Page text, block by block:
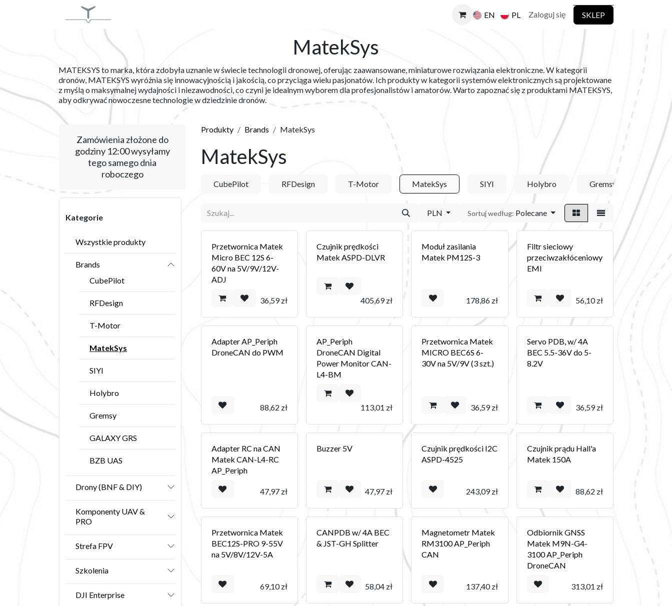
EN PL Zaloguj się SKLEP
MatekSys
MATEKSYS to marka, która zdobyła uznanie w świecie technologii dronowej, oferując zaawansowane, miniaturowe rozwiązania elektroniczne. W kategorii
dronów, MATEKSYS wyróżnia się innowacyjnością i jakością, co przyciąga wielu pasjonatów. Ich produkty w kategorii systemów elektronicznych są projektowane
z myślą o maksymalnej wydajności i niezawodności, co czyni je idealnym wyborem dla profesjonalistów i amatorów. Warto zapoznać się z produktami MATEKSYS,
aby odkrywać nowoczesne technologie w dziedzinie dronów.
Zamówienia złożone do
godziny 12:00 wysyłamy
tego samego dnia
roboczego
Kategorie
Wszystkie produkty
Brands
CubePilot
RFDesign
T-Motor
MatekSys
SIYI
Holybro
Gremsy
GALAXY GRS
BZB UAS
Drony (BNF & DIY)
Komponenty UAV &
PRO
Strefa FPV
Szkolenia
DJI Enterprise
Produkty Brands MatekSys
MatekSys
CubePilot RFDesign T-Motor MatekSys SIYI Holybro Gremsy
PLN Sortuj według: Polecane
Przetwornica Matek
Micro BEC 12S 6-
60V na 5V/9V/12V-
ADJ
36,59zł
Czujnik prędkości
Matek ASPD-DLVR
405,69zł
Moduł zasilania
Matek PM12S-3
178,86zł
Filtr sieciowy
przeciwzakłóceniowy
EMI
56,10zł
Adapter AP_Periph
DroneCAN do PWM
88,62 zł
AP_Periph
DroneCAN Digital
Power Monitor CAN-
L4-BM
113,01 zł
Przetwornica Matek
MICRO BEC6S 6-
30V na 5V/9V (3 szt.)
36,59zł
Servo PDB, w/ 4A
BEC 5.5-36V do 5-
8.2V
36,59zł
Adapter RC na CAN
Matek CAN-L4-RC
AP_Periph
47,97 zł
Buzzer 5V
47,97 zł
Czujnik prędkości I2C
ASPD-4525
243,09zł
Czujnik prądu Hall'a
Matek 150A
88,62 zł
Przetwornica Matek
BEC12S-PRO 9-55V
na 5V/8V/12V-5A
69,10zł
CANPDB w/ 4A BEC
& JST-GH Splitter
58,04 zł
Magnetometr Matek
RM3100 AP_Periph
CAN
137,40zł
Odbiornik GNSS
Matek M9N-G4-
3100 AP_Periph
DroneCAN
313,01 zł